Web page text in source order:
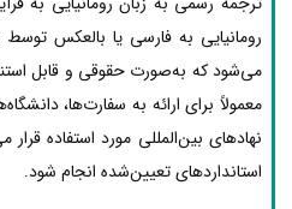
رومانیایی به فارسی یا بالعکس
می‌شود که به‌صورت حقوقی و قابل
معمولاً برای ارائه به سفارت‌ها،
نهادهای بین‌المللی مورد استفاده
استانداردهای تعیین‌شده انجام شود.